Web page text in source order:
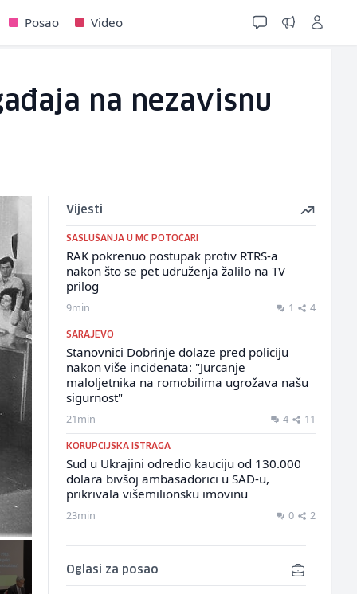
Posao Video
na nezavisnu
Vijesti
SASLUŠANJA U MC POTOČARI
RAK pokrenuo postupak protiv RTRS-a
nakon što se pet udruženja žalilo na TV
prilog
9min 1 4
SARAJEVO
Stanovnici Dobrinje dolaze pred policiju
nakon više incidenata: "Jurcanje
maloljetnika na romobilima ugrožava našu
sigurnost"
21min 4 11
KORUPCIJSKA ISTRAGA
Sud u Ukrajini odredio kauciju od 130.000
dolara bivšoj ambasadorici u SAD-u,
prikrivala višemilionsku imovinu
23min 0 2
Oglasi za posao